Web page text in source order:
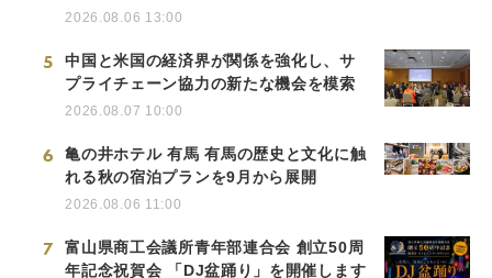
2026.08.06 13:00
5
中国と米国の経済界が関係を強化し、サ
プライチェーン協力の新たな機会を模索
2026.08.07 10:00
6
亀の井ホテル 有馬 有馬の歴史と文化に触
れる秋の宿泊プランを9月から展開
2026.08.06 11:00
7
富山県商工会議所青年部連合会 創立50周
年記念祝賀会 「DJ盆踊り」を開催します